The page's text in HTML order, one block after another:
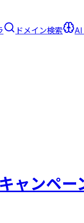
ドメイン検索 AI
ャンペー